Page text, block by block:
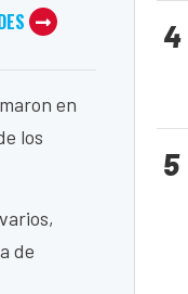
en
los
de
4
5